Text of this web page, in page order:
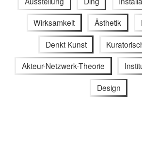
Wirksamkeit Ästhetik
Denkt Kunst
Akteur-Netzwerk-Theorie
Design